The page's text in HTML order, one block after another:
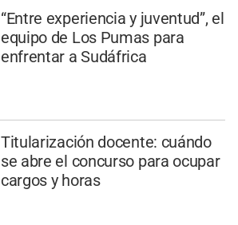
“Entre experiencia y juventud”, el
equipo de Los Pumas para
enfrentar a Sudáfrica
Titularización docente: cuándo
se abre el concurso para ocupar
cargos y horas